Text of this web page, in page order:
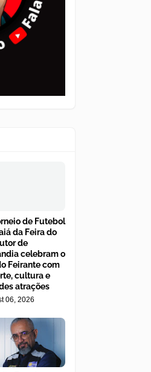
de Futebol
da Feira do
de
celebram o
Feirante com
cultura e
atrações
06, 2026